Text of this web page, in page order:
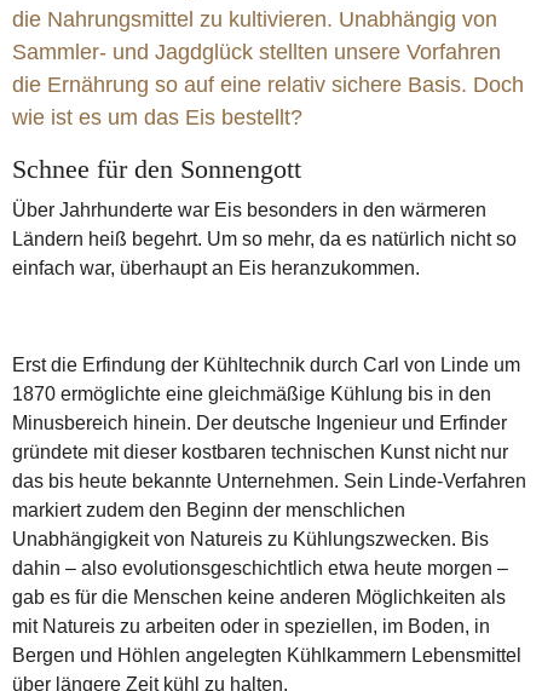
die Nahrungsmittel zu kultivieren. Unabhängig von
Sammler- und Jagdglück stellten unsere Vorfahren
die Ernährung so auf eine relativ sichere Basis. Doch
wie ist es um das Eis bestellt?
Schnee für den Sonnengott
Über Jahrhunderte war Eis besonders in den wärmeren
Ländern heiß begehrt. Um so mehr, da es natürlich nicht so
einfach war, überhaupt an Eis heranzukommen.
Erst die Erfindung der Kühltechnik durch Carl von Linde um
1870 ermöglichte eine gleichmäßige Kühlung bis in den
Minusbereich hinein. Der deutsche Ingenieur und Erfinder
gründete mit dieser kostbaren technischen Kunst nicht nur
das bis heute bekannte Unternehmen. Sein Linde-Verfahren
markiert zudem den Beginn der menschlichen
Unabhängigkeit von Natureis zu Kühlungszwecken. Bis
dahin – also evolutionsgeschichtlich etwa heute morgen –
gab es für die Menschen keine anderen Möglichkeiten als
mit Natureis zu arbeiten oder in speziellen, im Boden, in
Bergen und Höhlen angelegten Kühlkammern Lebensmittel
über längere Zeit kühl zu halten.